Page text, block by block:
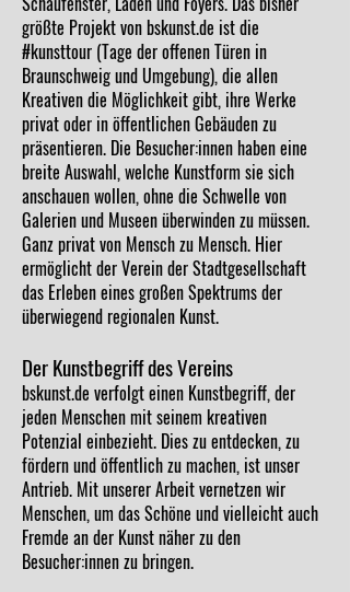
größte Projekt von bskunst.de ist die
#kunsttour (Tage der offenen Türen in
Braunschweig und Umgebung), die allen
Kreativen die Möglichkeit gibt, ihre Werke
privat oder in öffentlichen Gebäuden zu
präsentieren. Die Besucher:innen haben eine
breite Auswahl, welche Kunstform sie sich
anschauen wollen, ohne die Schwelle von
Galerien und Museen überwinden zu müssen.
Ganz privat von Mensch zu Mensch. Hier
ermöglicht der Verein der Stadtgesellschaft
das Erleben eines großen Spektrums der
überwiegend regionalen Kunst.
Der Kunstbegriff des Vereins
bskunst.de verfolgt einen Kunstbegriff, der
jeden Menschen mit seinem kreativen
Potenzial einbezieht. Dies zu entdecken, zu
fördern und öffentlich zu machen, ist unser
Antrieb. Mit unserer Arbeit vernetzen wir
Menschen, um das Schöne und vielleicht auch
Fremde an der Kunst näher zu den
Besucher:innen zu bringen.